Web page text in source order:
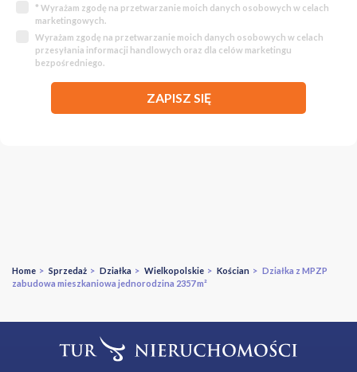
* Wyrażam zgodę na przetwarzanie moich danych osobowych w celach
marketingowych.
Wyrażam zgodę na przetwarzanie moich danych osobowych w celach
przesyłania informacji handlowych oraz dla celów marketingu
bezpośredniego.
ZAPISZ SIĘ
Home > Sprzedaż > Działka > Wielkopolskie > Kościan > Działka z MPZP
zabudowa mieszkaniowa jednorodzina 2357 m²